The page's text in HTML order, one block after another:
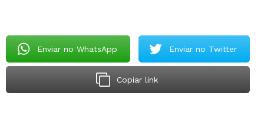
Enviar no WhatsApp Enviar no Twitter
Copiar link